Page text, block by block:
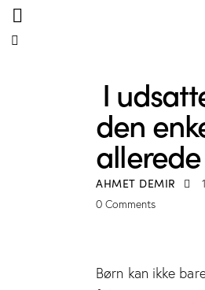
I
den
AHMET DEMIR
0 Comments
Børn kan ikke